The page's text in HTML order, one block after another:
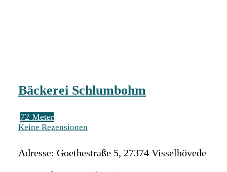
Bäckerei Schlumbohm
72 Meter
Keine Rezensionen
Adresse: Goethestraße 5, 27374 Visselhövede